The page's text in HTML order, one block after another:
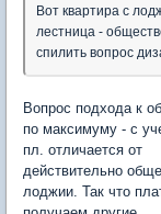
Вот квартира с
лестница -
спилить вопрос
Вопрос подхода к
по максимуму - с
пл. отличается от
действительно
лоджии. Так что